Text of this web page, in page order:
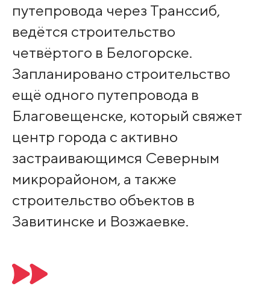
путепровода через Транссиб,
ведётся строительство
четвёртого в Белогорске.
Запланировано строительство
ещё одного путепровода в
Благовещенске, который свяжет
центр города с активно
застраивающимся Северным
микрорайоном, а также
строительство объектов в
Завитинске и Возжаевке.